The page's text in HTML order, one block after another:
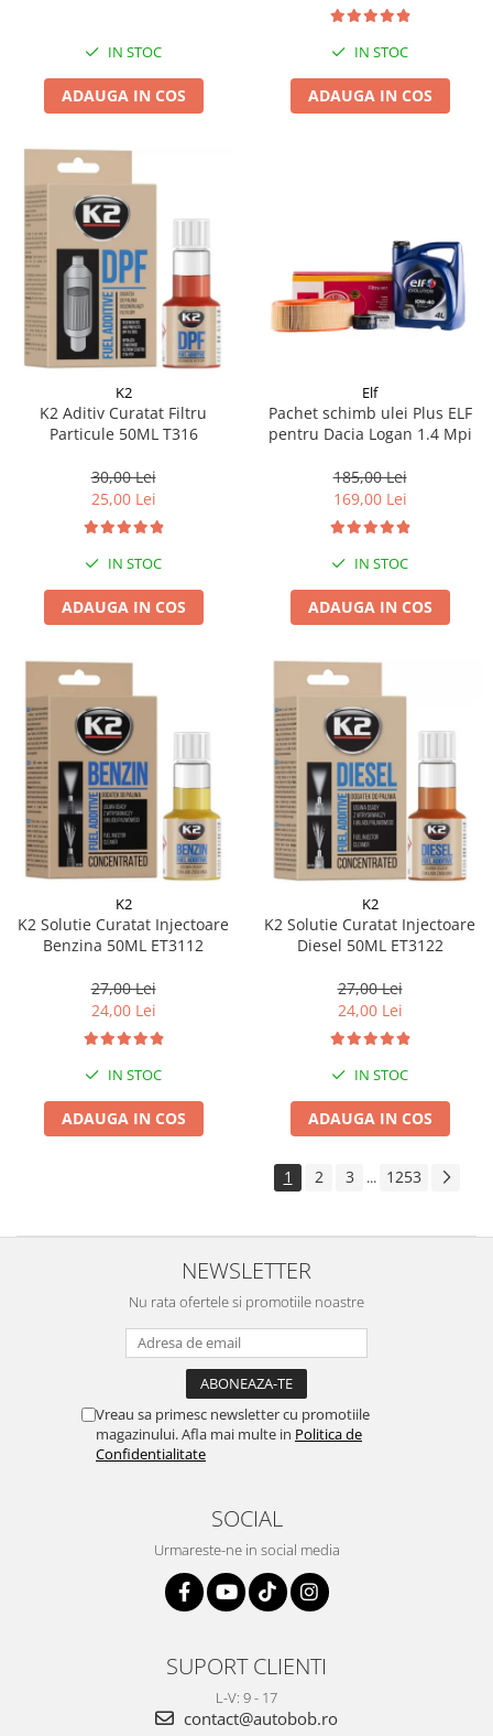
IN STOC
ADAUGA IN COS
IN STOC
ADAUGA IN COS
K2
K2 Aditiv Curatat Filtru
Particule 50ML T316
30,00 Lei
25,00 Lei
IN STOC
ADAUGA IN COS
Elf
Pachet schimb ulei Plus ELF
pentru Dacia Logan 1.4 Mpi
185,00 Lei
169,00 Lei
IN STOC
ADAUGA IN COS
K2
K2 Solutie Curatat Injectoare
Benzina 50ML ET3112
27,00 Lei
24,00 Lei
IN STOC
ADAUGA IN COS
K2
K2 Solutie Curatat Injectoare
Diesel 50ML ET3122
27,00 Lei
24,00 Lei
IN STOC
ADAUGA IN COS
1 2 3 ... 1253
NEWSLETTER
Nu rata ofertele si promotiile noastre
Vreau sa primesc newsletter cu promotiile
magazinului. Afla mai multe in Politica de
Confidentialitate
SOCIAL
Urmareste-ne in social media
SUPORT CLIENTI
L-V: 9 - 17
contact@autobob.ro